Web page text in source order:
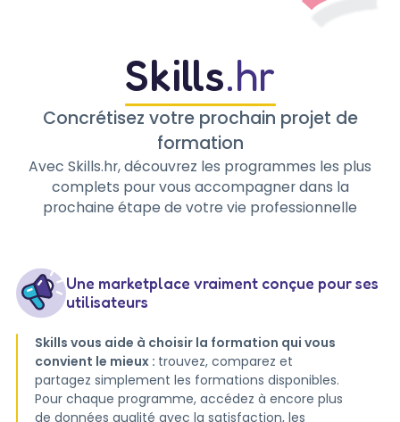
Skills.hr
Concrétisez votre prochain projet de
formation
Avec Skills.hr, découvrez les programmes les plus
complets pour vous accompagner dans la
prochaine étape de votre vie professionnelle
Une marketplace vraiment conçue pour ses
utilisateurs
Skills vous aide à choisir la formation qui vous
convient le mieux : trouvez, comparez et
partagez simplement les formations disponibles.
Pour chaque programme, accédez à encore plus
de données qualité avec la satisfaction, les